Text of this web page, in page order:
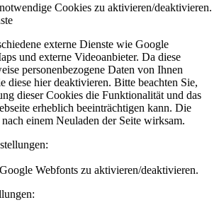
Cookies zu aktivieren/deaktivieren.
externe Dienste wie Google
und externe Videoanbieter. Da diese
personenbezogene Daten von Ihnen
diese hier deaktivieren. Bitte beachten Sie,
dieser Cookies die Funktionalität und das
erheblich beeinträchtigen kann. Die
einem Neuladen der Seite wirksam.
Webfonts zu aktivieren/deaktivieren.